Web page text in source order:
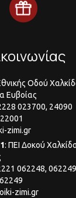
Οδού
Ευβοίας
023700, 24090
zimi.gr
: ΠΕΙ Δοκού
062248, 062249
zimi.gr